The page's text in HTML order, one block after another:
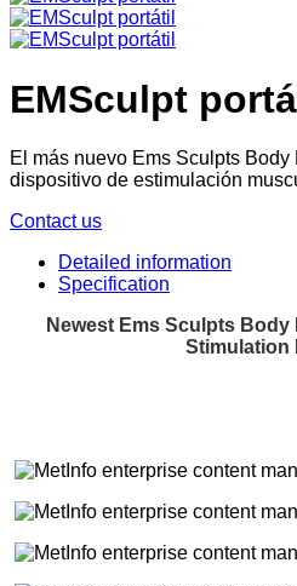
EMSculpt
El más nuevo Ems Sculpts Body
dispositivo de estimulación
Contact us
Detailed information
Specification
Newest Ems Sculpts
Stimulation